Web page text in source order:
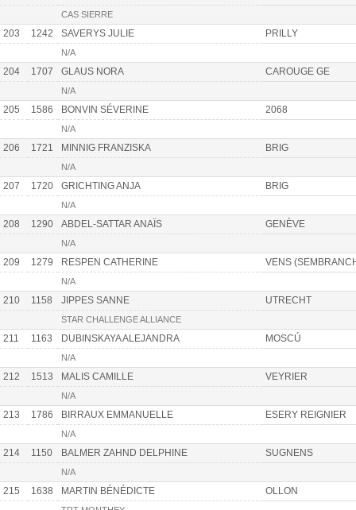
CAS SIERRE
203 1242 SAVERYS JULIE PRILLY
N/A
204 1707 GLAUS NORA CAROUGE GE
N/A
205 1586 BONVIN SÉVERINE 2068
N/A
206 1721 MINNIG FRANZISKA BRIG
N/A
207 1720 GRICHTING ANJA BRIG
N/A
208 1290 ABDEL-SATTAR ANAÏS GENÈVE
N/A
209 1279 RESPEN CATHERINE VENS
N/A
210 1158 JIPPES SANNE UTRECHT
STAR CHALLENGE ALLIANCE
211 1163 DUBINSKAYA ALEJANDRA MOSCÚ
N/A
212 1513 MALIS CAMILLE VEYRIER
N/A
213 1786 BIRRAUX EMMANUELLE ESERY REIGNIER
N/A
214 1150 BALMER ZAHND DELPHINE SUGNENS
N/A
215 1638 MARTIN BÉNÉDICTE OLLON